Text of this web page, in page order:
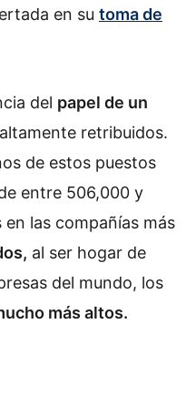
en su toma de
del papel de un
retribuidos.
de estos puestos
entre 506,000 y
las compañías más
al ser hogar de
del mundo, los
más altos.